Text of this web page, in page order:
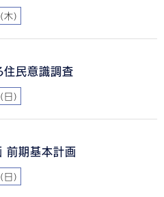
)
住民意識調査
)
前期基本計画
)